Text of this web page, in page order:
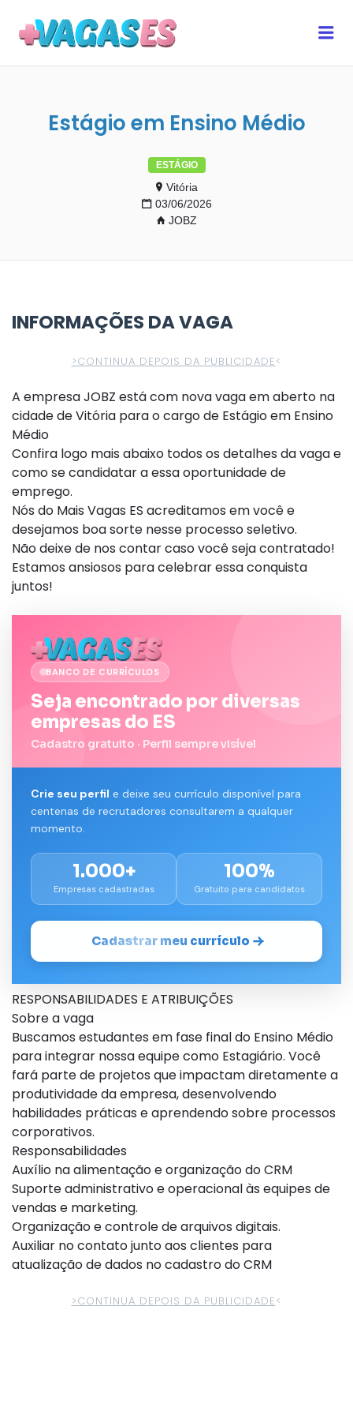
Estágio em Ensino Médio
ESTÁGIO
Vitória
03/06/2026
JOBZ
INFORMAÇÕES DA VAGA
>CONTINUA DEPOIS DA PUBLICIDADE<
A empresa JOBZ está com nova vaga em aberto na
cidade de Vitória para o cargo de Estágio em Ensino
Médio
Confira logo mais abaixo todos os detalhes da vaga e
como se candidatar a essa oportunidade de
emprego.
Nós do Mais Vagas ES acreditamos em você e
desejamos boa sorte nesse processo seletivo.
Não deixe de nos contar caso você seja contratado!
Estamos ansiosos para celebrar essa conquista
juntos!
BANCO DE CURRÍCULOS
Seja encontrado por diversas
empresas do ES
Cadastro gratuito · Perfil sempre visível
Crie seu perfil e deixe seu currículo disponível para
centenas de recrutadores consultarem a qualquer
momento.
1.000+
Empresas cadastradas
100%
Gratuito para candidatos
Cadastrar meu currículo
RESPONSABILIDADES E ATRIBUIÇÕES
Sobre a vaga
Buscamos estudantes em fase final do Ensino Médio
para integrar nossa equipe como Estagiário. Você
fará parte de projetos que impactam diretamente a
produtividade da empresa, desenvolvendo
habilidades práticas e aprendendo sobre processos
corporativos.
Responsabilidades
Auxílio na alimentação e organização do CRM
Suporte administrativo e operacional às equipes de
vendas e marketing.
Organização e controle de arquivos digitais.
Auxiliar no contato junto aos clientes para
atualização de dados no cadastro do CRM
>CONTINUA DEPOIS DA PUBLICIDADE<